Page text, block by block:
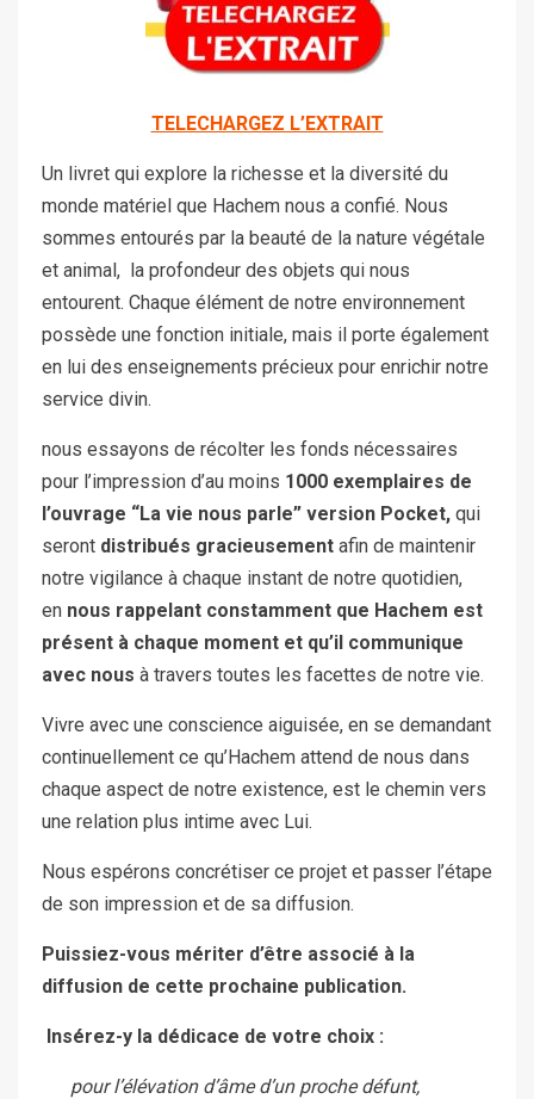
TELECHARGEZ L’EXTRAIT
Un livret qui explore la richesse et la diversité du
monde matériel que Hachem nous a confié. Nous
sommes entourés par la beauté de la nature végétale
et animal, la profondeur des objets qui nous
entourent. Chaque élément de notre environnement
possède une fonction initiale, mais il porte également
en lui des enseignements précieux pour enrichir notre
service divin.
nous essayons de récolter les fonds nécessaires
pour l’impression d’au moins 1000 exemplaires de
l’ouvrage “La vie nous parle” version Pocket, qui
seront distribués gracieusement afin de maintenir
notre vigilance à chaque instant de notre quotidien,
en nous rappelant constamment que Hachem est
présent à chaque moment et qu’il communique
avec nous à travers toutes les facettes de notre vie.
Vivre avec une conscience aiguisée, en se demandant
continuellement ce qu’Hachem attend de nous dans
chaque aspect de notre existence, est le chemin vers
une relation plus intime avec Lui.
Nous espérons concrétiser ce projet et passer l’étape
de son impression et de sa diffusion.
Puissiez-vous mériter d’être associé à la
diffusion de cette prochaine publication.
Insérez-y la dédicace de votre choix :
pour l’élévation d’âme d’un proche défunt,